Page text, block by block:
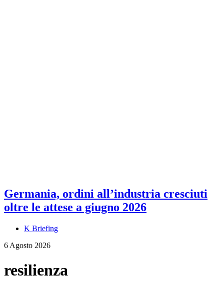
Germania, ordini all’industria cresciuti
oltre le attese a giugno 2026
K Briefing
6 Agosto 2026
resilienza